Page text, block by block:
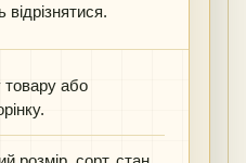
товару або